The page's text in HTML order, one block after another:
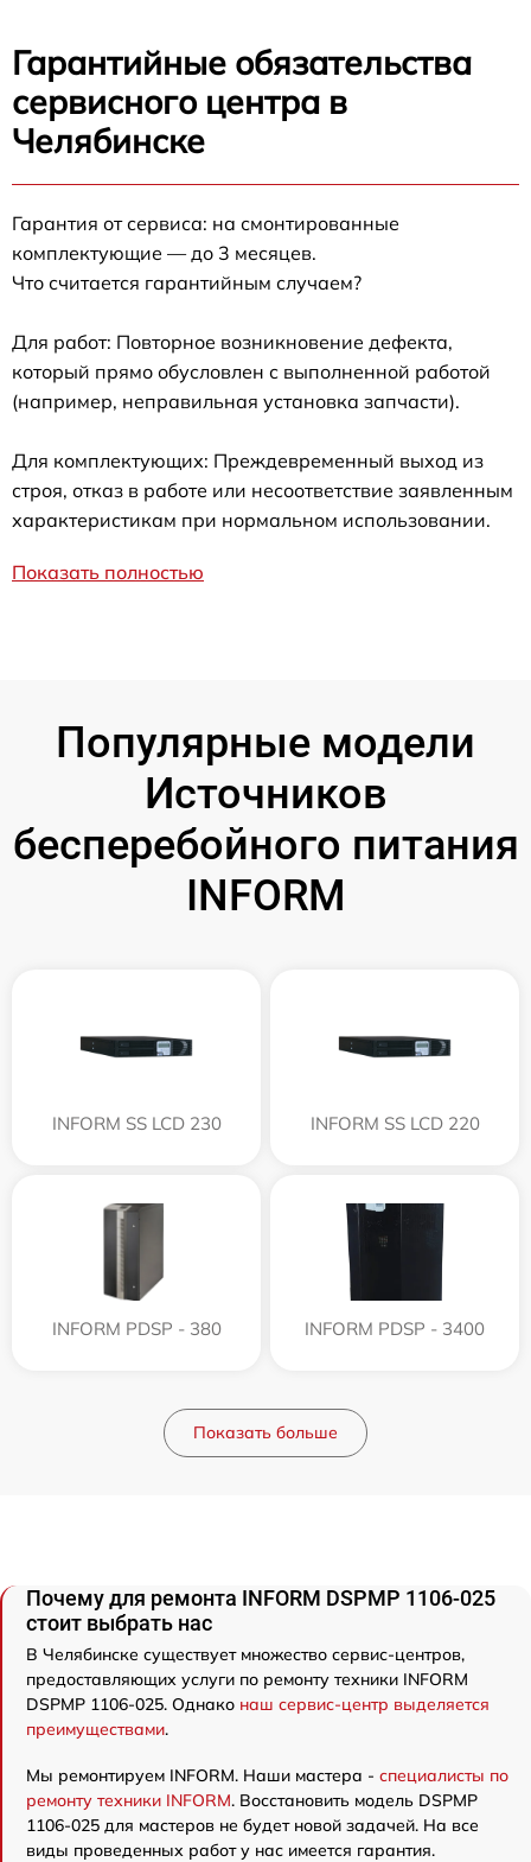
Гарантийные обязательства
сервисного центра в
Челябинске
Гарантия от сервиса: на смонтированные
комплектующие — до 3 месяцев.
Что считается гарантийным случаем?
Для работ: Повторное возникновение дефекта,
который прямо обусловлен с выполненной работой
(например, неправильная установка запчасти).
Для комплектующих: Преждевременный выход из
строя, отказ в работе или несоответствие заявленным
характеристикам при нормальном использовании.
Показать полностью
Популярные модели
Источников
бесперебойного питания
INFORM
INFORM SS LCD 230 INFORM SS LCD 220
INFORM PDSP - 380 INFORM PDSP - 3400
Показать больше
Почему для ремонта INFORM DSPMP 1106-025
стоит выбрать нас
В Челябинске существует множество сервис-центров,
предоставляющих услуги по ремонту техники INFORM
DSPMP 1106-025. Однако наш сервис-центр выделяется
преимуществами.
Мы ремонтируем INFORM. Наши мастера - специалисты по
ремонту техники INFORM. Восстановить модель DSPMP
1106-025 для мастеров не будет новой задачей. На все
виды проведенных работ у нас имеется гарантия.